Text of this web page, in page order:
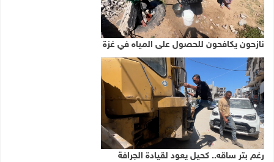
نازحون يكافحون للحصول على المياه في غزة
رغم بتر ساقه.. كحيل يعود لقيادة الجرافة